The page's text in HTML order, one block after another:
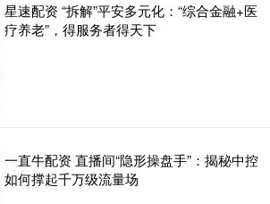
星速配资 “拆解”平安多元化：“综合金融+医
疗养老”，得服务者得天下
一直牛配资 直播间“隐形操盘手”：揭秘中控
如何撑起千万级流量场